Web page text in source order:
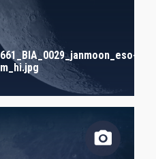
661_BIA_0029_janmoon_eso-
m_hi.jpg